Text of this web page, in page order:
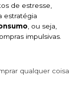
de estresse,
estratégia
, ou seja,
impulsivas.
qualquer coisa